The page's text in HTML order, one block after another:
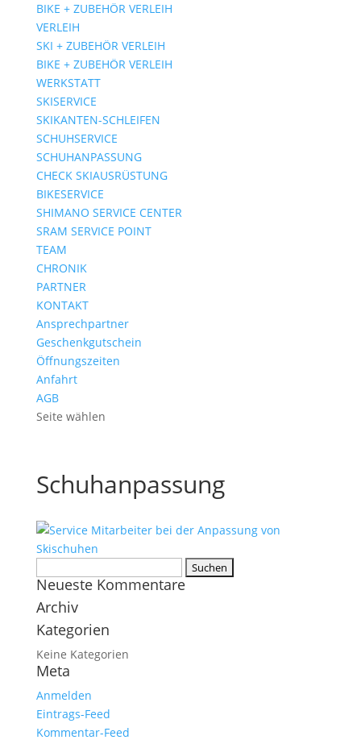
BIKE + ZUBEHÖR VERLEIH
VERLEIH
SKI + ZUBEHÖR VERLEIH
BIKE + ZUBEHÖR VERLEIH
WERKSTATT
SKISERVICE
SKIKANTEN-SCHLEIFEN
SCHUHSERVICE
SCHUHANPASSUNG
CHECK SKIAUSRÜSTUNG
BIKESERVICE
SHIMANO SERVICE CENTER
SRAM SERVICE POINT
TEAM
CHRONIK
PARTNER
KONTAKT
Ansprechpartner
Geschenkgutschein
Öffnungszeiten
Anfahrt
AGB
Seite wählen
Schuhanpassung
nach:
Neueste Kommentare
Archiv
Kategorien
Keine Kategorien
Meta
Anmelden
Eintrags-Feed
Kommentar-Feed